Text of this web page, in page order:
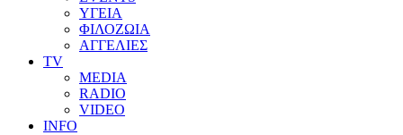
ΥΓΕΙΑ
ΦΙΛΟΖΩΙΑ
ΑΓΓΕΛΙΕΣ
ΤV
MEDIA
RADIO
VIDEO
INFO